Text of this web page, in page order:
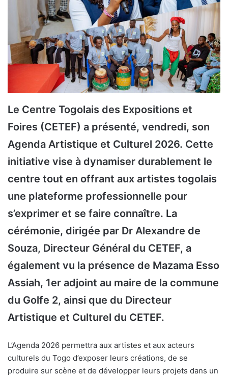
Le Centre Togolais des Expositions et
Foires (CETEF) a présenté, vendredi, son
Agenda Artistique et Culturel 2026. Cette
initiative vise à dynamiser durablement le
centre tout en offrant aux artistes togolais
une plateforme professionnelle pour
s’exprimer et se faire connaître. La
cérémonie, dirigée par Dr Alexandre de
Souza, Directeur Général du CETEF, a
également vu la présence de Mazama Esso
Assiah, 1er adjoint au maire de la commune
du Golfe 2, ainsi que du Directeur
Artistique et Culturel du CETEF.
L’Agenda 2026 permettra aux artistes et aux acteurs
culturels du Togo d’exposer leurs créations, de se
produire sur scène et de développer leurs projets dans un